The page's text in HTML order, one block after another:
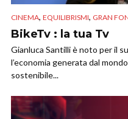
CINEMA, EQUILIBRISMI, GRAN
BikeTv : la tua Tv
Gianluca Santilli è noto per il
l’economia generata dal
sostenibile...